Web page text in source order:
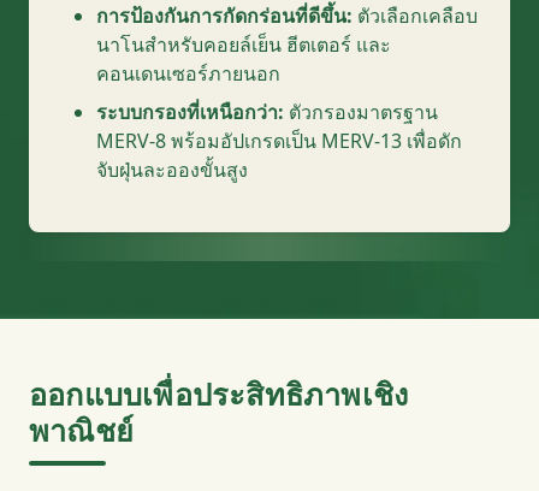
การป้องกันการกัดกร่อนที่ดีขึ้น: ตัวเลือกเคลือบ
นาโนสำหรับคอยล์เย็น ฮีตเตอร์ และ
คอนเดนเซอร์ภายนอก
ระบบกรองที่เหนือกว่า: ตัวกรองมาตรฐาน
MERV-8 พร้อมอัปเกรดเป็น MERV-13 เพื่อดัก
จับฝุ่นละอองขั้นสูง
ออกแบบเพื่อประสิทธิภาพเชิง
พาณิชย์